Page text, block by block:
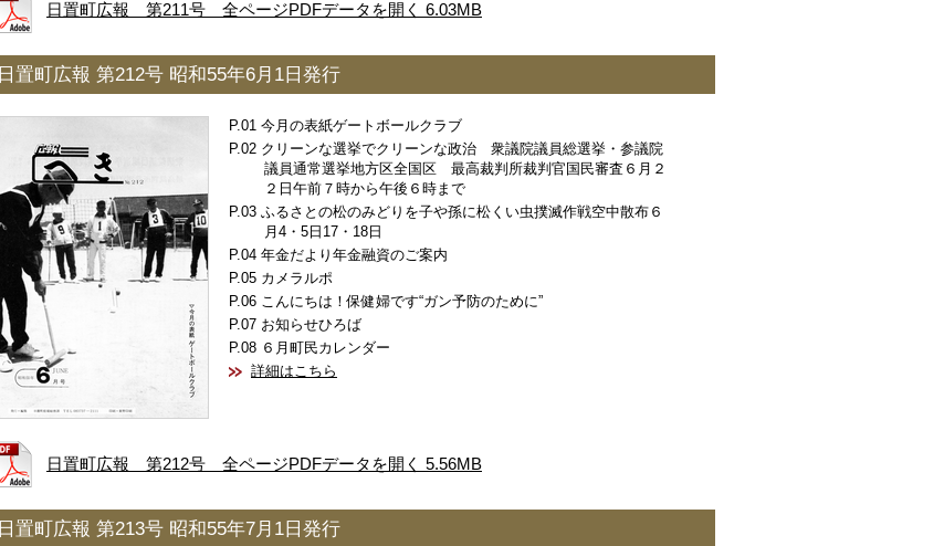
日置町広報 第211号 全ページPDFデータを開く 6.03MB
日置町広報 第212号 昭和55年6月1日発行
今月の表紙ゲートボールクラブ
クリーンな選挙でクリーンな政治 衆議院議員総選挙・参議院
議員通常選挙地方区全国区 最高裁判所裁判官国民審査６月２
２日午前７時から午後６時まで
ふるさとの松のみどりを子や孫に松くい虫撲滅作戦空中散布６
月4・5日17・18日
年金だより年金融資のご案内
カメラルポ
こんにちは！保健婦です“ガン予防のために”
お知らせひろば
６月町民カレンダー
詳細はこちら
日置町広報 第212号 全ページPDFデータを開く 5.56MB
日置町広報 第213号 昭和55年7月1日発行